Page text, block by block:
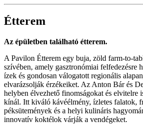
Étterem
Az épületben található étterem.
A Pavilon Étterem egy buja, zöld farm-to-
szívében, amely gasztronómiai felfedezésre
ízek és gondosan válogatott regionális
elvarázsolják érzékeiket. Az Anton Bár és
helyben élvezhető finomságokat és elvitelre
kínál. Itt kiváló kávéélmény, ízletes falatok,
péksütemények és a helyi kulináris
innovatív koktélok várják a vendégeket.